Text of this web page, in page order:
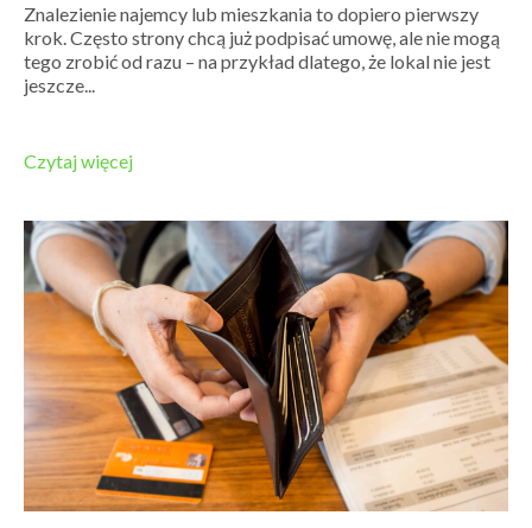
Znalezienie najemcy lub mieszkania to dopiero pierwszy
krok. Często strony chcą już podpisać umowę, ale nie mogą
tego zrobić od razu – na przykład dlatego, że lokal nie jest
jeszcze...
Czytaj więcej